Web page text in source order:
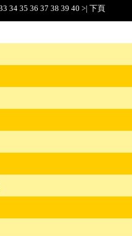
34 35 36 37 38 39 40 >| 下頁